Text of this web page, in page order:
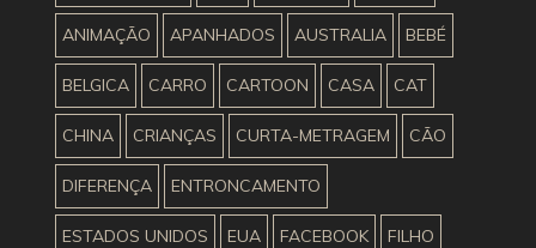
ANIMAÇÃO APANHADOS AUSTRALIA BEBÉ
BELGICA CARRO CARTOON CASA CAT
CHINA CRIANÇAS CURTA-METRAGEM CÃO
DIFERENÇA ENTRONCAMENTO
ESTADOS UNIDOS EUA FACEBOOK FILHO